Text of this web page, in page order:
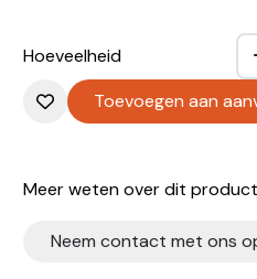
Hoeveelheid
Toevoegen aan
Meer weten over dit
Neem contact met ons